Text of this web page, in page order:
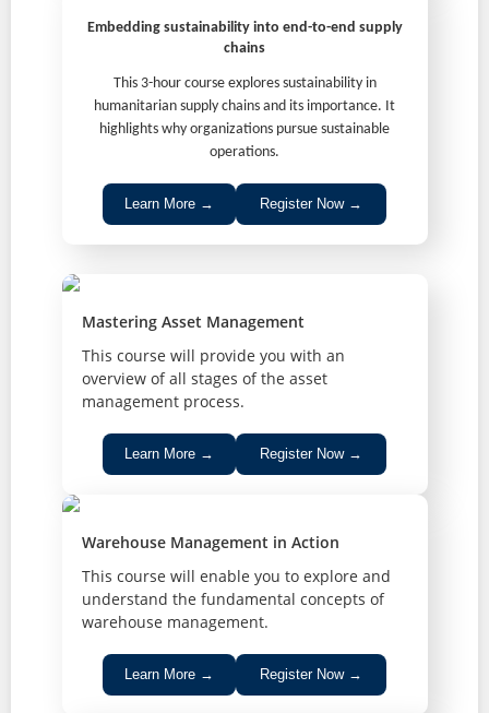
Embedding sustainability into end-to-end supply
chains
This 3-hour course explores sustainability in
humanitarian supply chains and its importance. It
highlights why organizations pursue sustainable
operations.
Learn More → Register Now →
Mastering Asset Management
This course will provide you with an
overview of all stages of the asset
management process.
Learn More → Register Now →
Warehouse Management in Action
This course will enable you to explore and
understand the fundamental concepts of
warehouse management.
Learn More → Register Now →